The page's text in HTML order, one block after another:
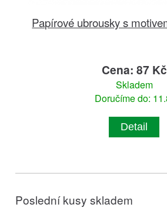
Papírové ubrousky s
Cena: 87 Kč
Skladem
Doručíme do:
Detail
Poslední kusy skladem